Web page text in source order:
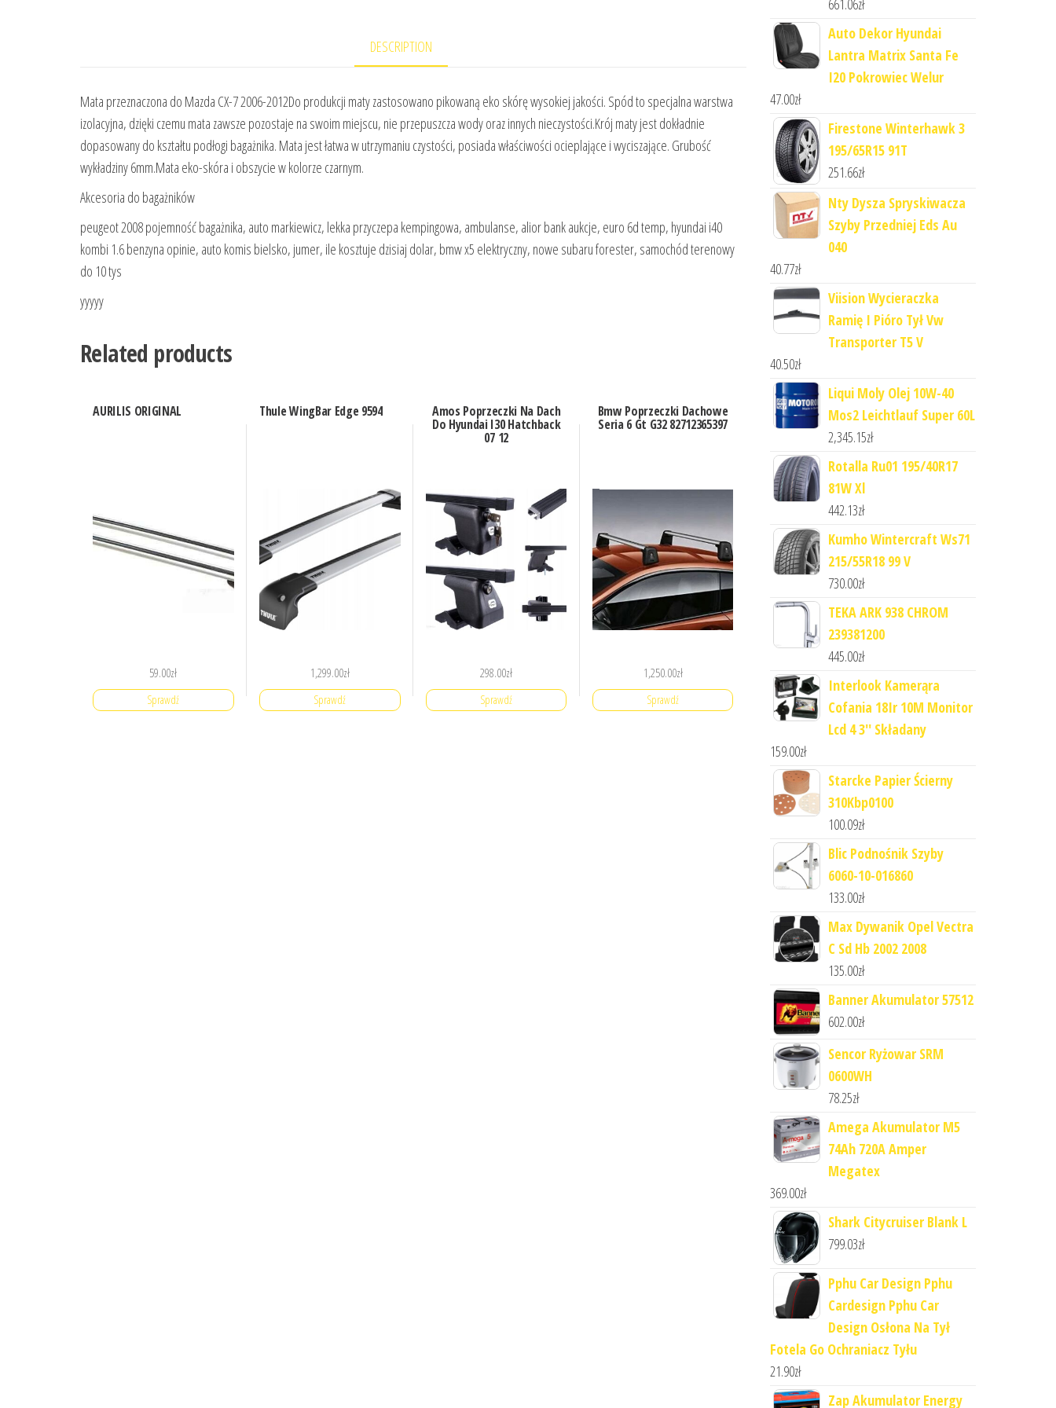
DESCRIPTION
Mata przeznaczona do Mazda CX-7 2006-2012Do produkcji maty zastosowano pikowaną eko skórę wysokiej jakości. Spód to specjalna warstwa
izolacyjna, dzięki czemu mata zawsze pozostaje na swoim miejscu, nie przepuszcza wody oraz innych nieczystości.Krój maty jest dokładnie
dopasowany do kształtu podłogi bagażnika. Mata jest łatwa w utrzymaniu czystości, posiada właściwości ocieplające i wyciszające. Grubość
wykładziny 6mm.Mata eko-skóra i obszycie w kolorze czarnym.
Akcesoria do bagażników
peugeot 2008 pojemność bagażnika, auto markiewicz, lekka przyczepa kempingowa, ambulanse, alior bank aukcje, euro 6d temp, hyundai i40
kombi 1.6 benzyna opinie, auto komis bielsko, jumer, ile kosztuje dzisiaj dolar, bmw x5 elektryczny, nowe subaru forester, samochód terenowy
do 10 tys
yyyyy
Related products
AURILIS ORIGINAL
59.00zł
Sprawdź
Thule WingBar Edge 9594
1,299.00zł
Sprawdź
Amos Poprzeczki Na Dach
Do Hyundai I30 Hatchback
07 12
298.00zł
Sprawdź
Bmw Poprzeczki Dachowe
Seria 6 Gt G32 82712365397
1,250.00zł
Sprawdź
661.06zł
Auto Dekor Hyundai
Lantra Matrix Santa Fe
I20 Pokrowiec Welur
47.00zł
Firestone Winterhawk 3
195/65R15 91T
251.66zł
Nty Dysza Spryskiwacza
Szyby Przedniej Eds Au
040
40.77zł
Viision Wycieraczka
Ramię I Pióro Tył Vw
Transporter T5 V
40.50zł
Liqui Moly Olej 10W-40
Mos2 Leichtlauf Super 60L
2,345.15zł
Rotalla Ru01 195/40R17
81W Xl
442.13zł
Kumho Wintercraft Ws71
215/55R18 99 V
730.00zł
TEKA ARK 938 CHROM
239381200
445.00zł
Interlook Kamerąra
Cofania 18Ir 10M Monitor
Lcd 4 3'' Składany
159.00zł
Starcke Papier Ścierny
310Kbp0100
100.09zł
Blic Podnośnik Szyby
6060-10-016860
133.00zł
Max Dywanik Opel Vectra
C Sd Hb 2002 2008
135.00zł
Banner Akumulator 57512
602.00zł
Sencor Ryżowar SRM
0600WH
78.25zł
Amega Akumulator M5
74Ah 720A Amper
Megatex
369.00zł
Shark Citycruiser Blank L
799.03zł
Pphu Car Design Pphu
Cardesign Pphu Car
Design Osłona Na Tył
Fotela Go Ochraniacz Tyłu
21.90zł
Zap Akumulator Energy